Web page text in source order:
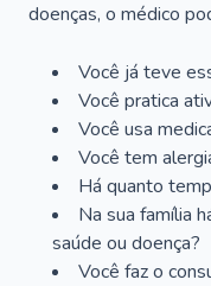
doenças, o médico
Você já teve
Você pratica
Você usa
Você tem
Há quanto
Na sua família
saúde ou doença?
Você faz o